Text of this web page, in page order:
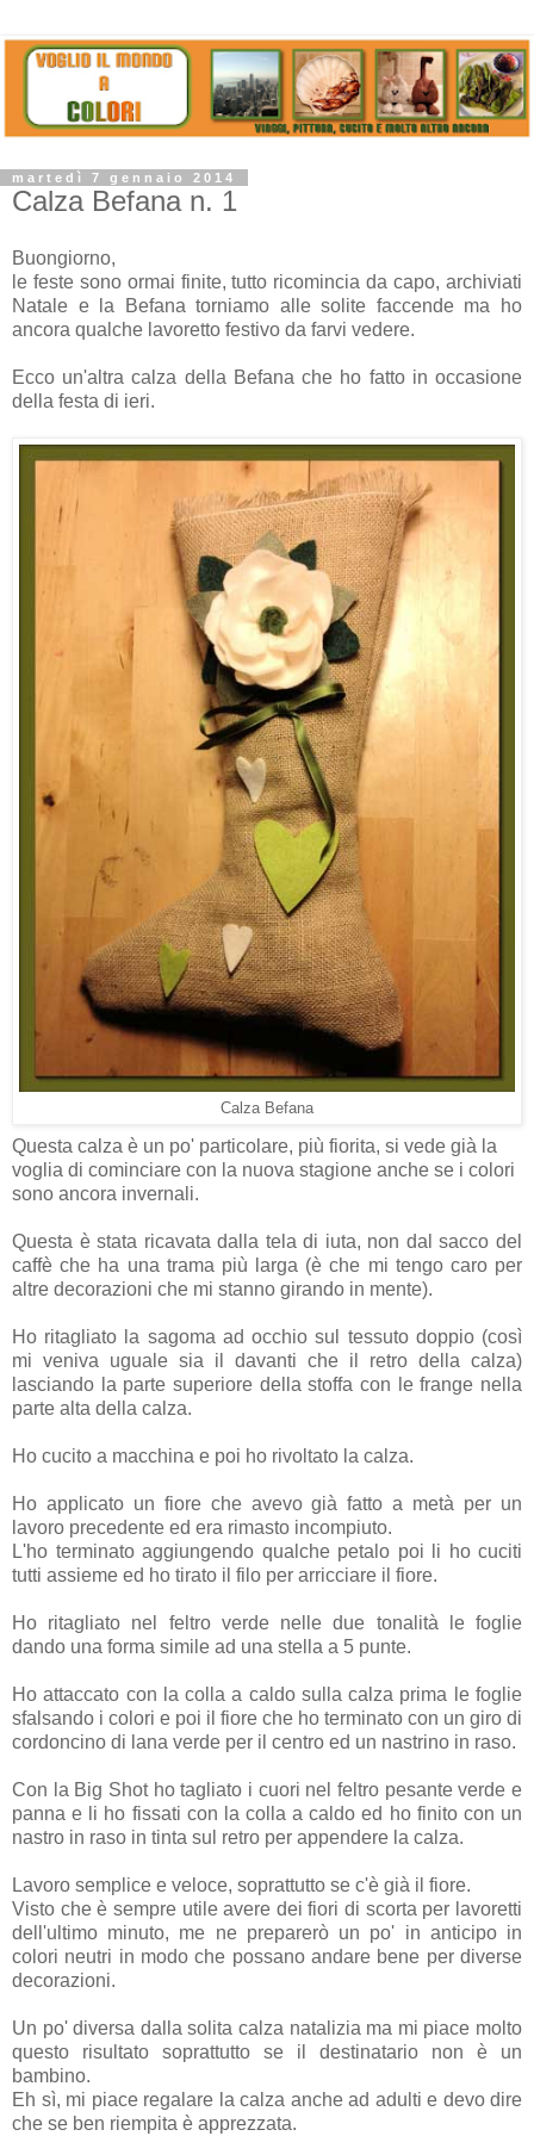
martedì 7 gennaio 2014
Calza Befana n. 1
Buongiorno,
le feste sono ormai finite, tutto ricomincia da capo, archiviati
Natale e la Befana torniamo alle solite faccende ma ho
ancora qualche lavoretto festivo da farvi vedere.
Ecco un'altra calza della Befana che ho fatto in occasione
della festa di ieri.
Calza Befana
Questa calza è un po' particolare, più fiorita, si vede già la
voglia di cominciare con la nuova stagione anche se i colori
sono ancora invernali.
Questa è stata ricavata dalla tela di iuta, non dal sacco del
caffè che ha una trama più larga (è che mi tengo caro per
altre decorazioni che mi stanno girando in mente).
Ho ritagliato la sagoma ad occhio sul tessuto doppio (così
mi veniva uguale sia il davanti che il retro della calza)
lasciando la parte superiore della stoffa con le frange nella
parte alta della calza.
Ho cucito a macchina e poi ho rivoltato la calza.
Ho applicato un fiore che avevo già fatto a metà per un
lavoro precedente ed era rimasto incompiuto.
L'ho terminato aggiungendo qualche petalo poi li ho cuciti
tutti assieme ed ho tirato il filo per arricciare il fiore.
Ho ritagliato nel feltro verde nelle due tonalità le foglie
dando una forma simile ad una stella a 5 punte.
Ho attaccato con la colla a caldo sulla calza prima le foglie
sfalsando i colori e poi il fiore che ho terminato con un giro di
cordoncino di lana verde per il centro ed un nastrino in raso.
Con la Big Shot ho tagliato i cuori nel feltro pesante verde e
panna e li ho fissati con la colla a caldo ed ho finito con un
nastro in raso in tinta sul retro per appendere la calza.
Lavoro semplice e veloce, soprattutto se c'è già il fiore.
Visto che è sempre utile avere dei fiori di scorta per lavoretti
dell'ultimo minuto, me ne preparerò un po' in anticipo in
colori neutri in modo che possano andare bene per diverse
decorazioni.
Un po' diversa dalla solita calza natalizia ma mi piace molto
questo risultato soprattutto se il destinatario non è un
bambino.
Eh sì, mi piace regalare la calza anche ad adulti e devo dire
che se ben riempita è apprezzata.